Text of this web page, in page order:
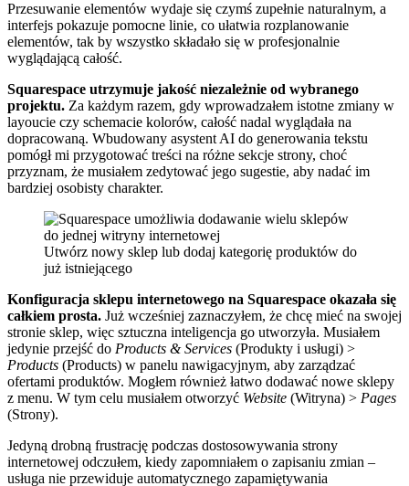
Przesuwanie elementów wydaje się czymś zupełnie naturalnym, a
interfejs pokazuje pomocne linie, co ułatwia rozplanowanie
elementów, tak by wszystko składało się w profesjonalnie
wyglądającą całość.
Squarespace utrzymuje jakość niezależnie od wybranego
projektu. Za każdym razem, gdy wprowadzałem istotne zmiany w
layoucie czy schemacie kolorów, całość nadal wyglądała na
dopracowaną. Wbudowany asystent AI do generowania tekstu
pomógł mi przygotować treści na różne sekcje strony, choć
przyznam, że musiałem zedytować jego sugestie, aby nadać im
bardziej osobisty charakter.
Utwórz nowy sklep lub dodaj kategorię produktów do
już istniejącego
Konfiguracja sklepu internetowego na Squarespace okazała się
całkiem prosta. Już wcześniej zaznaczyłem, że chcę mieć na swojej
stronie sklep, więc sztuczna inteligencja go utworzyła. Musiałem
jedynie przejść do Products & Services (Produkty i usługi) >
Products (Products) w panelu nawigacyjnym, aby zarządzać
ofertami produktów. Mogłem również łatwo dodawać nowe sklepy
z menu. W tym celu musiałem otworzyć Website (Witryna) > Pages
(Strony).
Jedyną drobną frustrację podczas dostosowywania strony
internetowej odczułem, kiedy zapomniałem o zapisaniu zmian –
usługa nie przewiduje automatycznego zapamiętywania